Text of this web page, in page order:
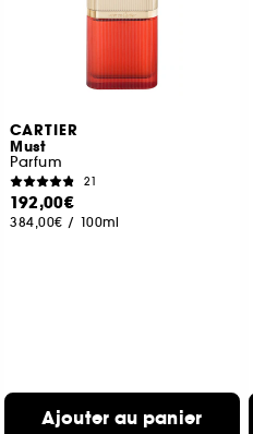
CARTIER
Must
Parfum
21
192,00€
384,00€ / 100ml
Ajouter au panier